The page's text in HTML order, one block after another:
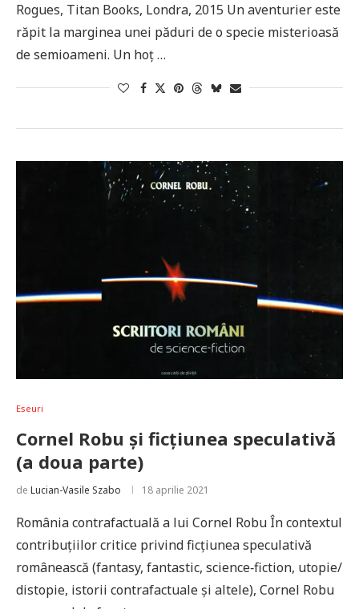
Rogues, Titan Books, Londra, 2015 Un aventurier este
răpit la marginea unei păduri de o specie misterioasă
de semioameni. Un hoț …
Eseuri
Cornel Robu și ficțiunea speculativă
(a doua parte)
de Lucian-Vasile Szabo 18 aprilie 2021
România contrafactuală a lui Cornel Robu În contextul
contribuţiilor critice privind ficţiunea speculativă
românească (fantasy, fantastic, science‑fiction, utopie/
distopie, istorii contrafactuale şi altele), Cornel Robu